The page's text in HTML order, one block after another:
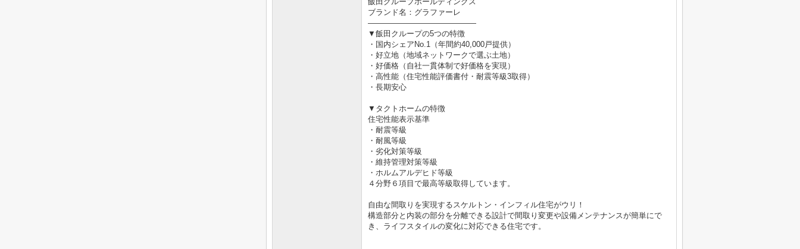
ブランド名：グラファーレ
――――――――――――――
▼飯田クループの5つの特徴
・国内シェアNo.1（年間約40,000戸提供）
・好立地（地域ネットワークで選ぶ土地）
・好価格（自社一貫体制で好価格を実現）
・高性能（住宅性能評価書付・耐震等級3取得）
・長期安心
▼タクトホームの特徴
住宅性能表示基準
・耐震等級
・耐風等級
・劣化対策等級
・維持管理対策等級
・ホルムアルデヒド等級
４分野６項目で最高等級取得しています。
自由な間取りを実現するスケルトン・インフィル住宅がウリ！
構造部分と内装の部分を分離できる設計で間取り変更や設備メンテナンスが簡単にで
き、ライフスタイルの変化に対応できる住宅です。